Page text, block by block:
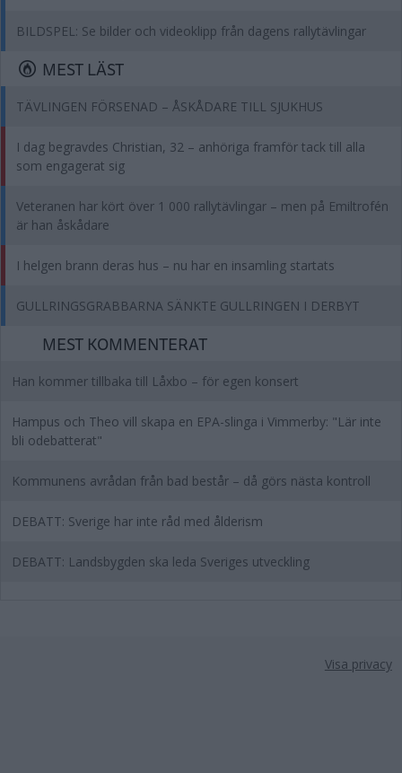
BILDSPEL: Se bilder och videoklipp från dagens rallytävlingar
MEST LÄST
TÄVLINGEN FÖRSENAD – ÅSKÅDARE TILL SJUKHUS
I dag begravdes Christian, 32 – anhöriga framför tack till alla
som engagerat sig
Veteranen har kört över 1 000 rallytävlingar – men på Emiltrofén
är han åskådare
I helgen brann deras hus – nu har en insamling startats
GULLRINGSGRABBARNA SÄNKTE GULLRINGEN I DERBYT
MEST KOMMENTERAT
Han kommer tillbaka till Låxbo – för egen konsert
Hampus och Theo vill skapa en EPA-slinga i Vimmerby: "Lär inte
bli odebatterat"
Kommunens avrådan från bad består – då görs nästa kontroll
DEBATT: Sverige har inte råd med ålderism
DEBATT: Landsbygden ska leda Sveriges utveckling
Visa privacy